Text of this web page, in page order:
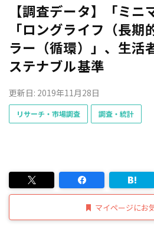
【調査データ】「ミニ
「ロングライフ（長期
ラー（循環）」、生活
ステナブル基準
更新日: 2019年11月28日
リサーチ・市場調査 調査・統計
マイページにお